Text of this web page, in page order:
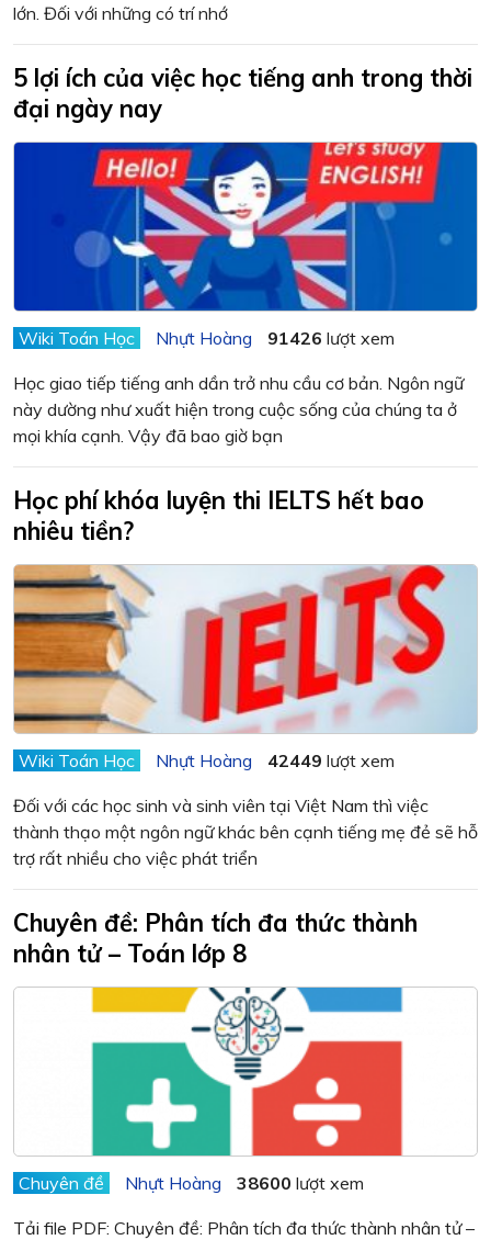
lớn. Đối với những có trí nhớ
5 lợi ích của việc học tiếng anh trong thời
đại ngày nay
Wiki Toán Học Nhựt Hoàng 91426 lượt xem
Học giao tiếp tiếng anh dần trở nhu cầu cơ bản. Ngôn ngữ
này dường như xuất hiện trong cuộc sống của chúng ta ở
mọi khía cạnh. Vậy đã bao giờ bạn
Học phí khóa luyện thi IELTS hết bao
nhiêu tiền?
Wiki Toán Học Nhựt Hoàng 42449 lượt xem
Đối với các học sinh và sinh viên tại Việt Nam thì việc
thành thạo một ngôn ngữ khác bên cạnh tiếng mẹ đẻ sẽ hỗ
trợ rất nhiều cho việc phát triển
Chuyên đề: Phân tích đa thức thành
nhân tử – Toán lớp 8
Chuyên đề Nhựt Hoàng 38600 lượt xem
Tải file PDF: Chuyên đề: Phân tích đa thức thành nhân tử –